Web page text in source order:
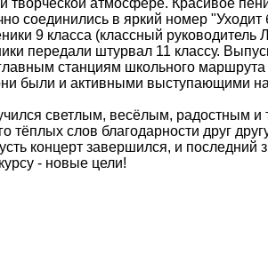
соединились в яркий номер "Уходит
9 класса (классный
передали штурвал 11 классу.
станциям школьного маршрута
были и активными выступающими
светлым, весёлым, радостным и
тёплых слов благодарности друг
концерт завершился, и последний
- новые цели!